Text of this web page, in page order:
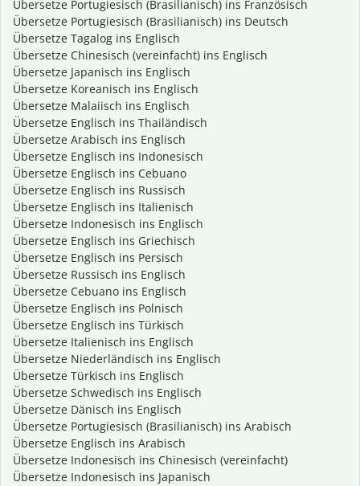
Übersetze Portugiesisch (Brasilianisch) ins Französisch
Übersetze Portugiesisch (Brasilianisch) ins Deutsch
Übersetze Tagalog ins Englisch
Übersetze Chinesisch (vereinfacht) ins Englisch
Übersetze Japanisch ins Englisch
Übersetze Koreanisch ins Englisch
Übersetze Malaiisch ins Englisch
Übersetze Englisch ins Thailändisch
Übersetze Arabisch ins Englisch
Übersetze Englisch ins Indonesisch
Übersetze Englisch ins Cebuano
Übersetze Englisch ins Russisch
Übersetze Englisch ins Italienisch
Übersetze Indonesisch ins Englisch
Übersetze Englisch ins Griechisch
Übersetze Englisch ins Persisch
Übersetze Russisch ins Englisch
Übersetze Cebuano ins Englisch
Übersetze Englisch ins Polnisch
Übersetze Englisch ins Türkisch
Übersetze Italienisch ins Englisch
Übersetze Niederländisch ins Englisch
Übersetze Türkisch ins Englisch
Übersetze Schwedisch ins Englisch
Übersetze Dänisch ins Englisch
Übersetze Portugiesisch (Brasilianisch) ins Arabisch
Übersetze Englisch ins Arabisch
Übersetze Indonesisch ins Chinesisch (vereinfacht)
Übersetze Indonesisch ins Japanisch